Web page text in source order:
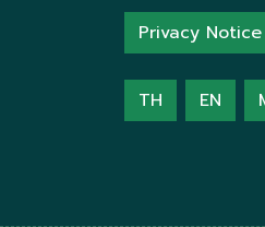
Privacy Notice
TH EN